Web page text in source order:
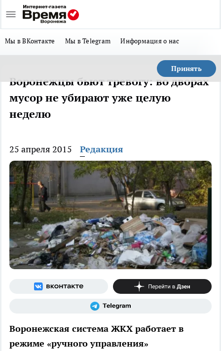
Мы в ВКонтакте Мы в Telegram Информация о нас
Принять
Воронежцы бьют тревогу: во дворах
мусор не убирают уже целую
неделю
25 апреля 2015 Редакция
Воронежская система ЖКХ работает в
режиме «ручного управления»